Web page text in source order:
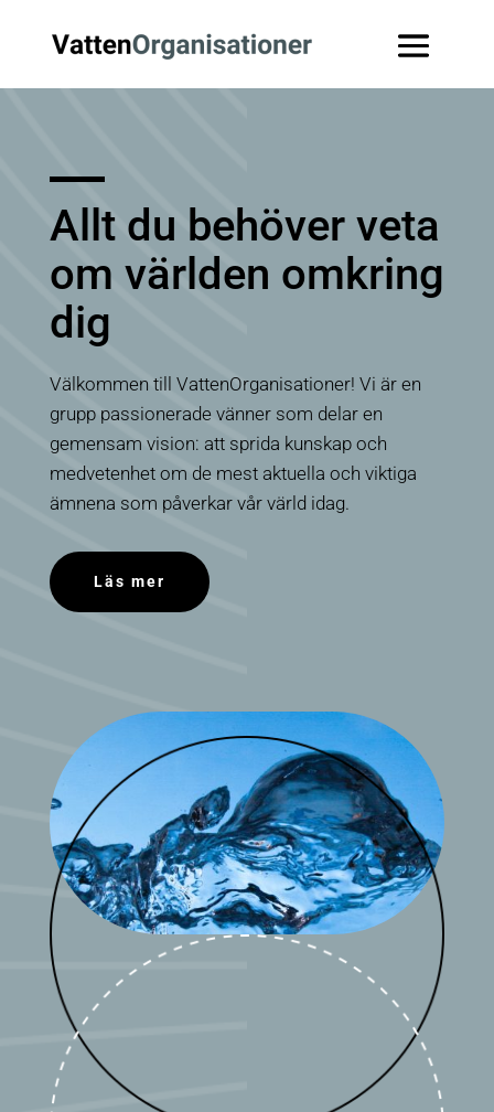
Allt du behöver veta
om världen omkring
dig
Välkommen till VattenOrganisationer! Vi är en
grupp passionerade vänner som delar en
gemensam vision: att sprida kunskap och
medvetenhet om de mest aktuella och viktiga
ämnena som påverkar vår värld idag.
Läs mer